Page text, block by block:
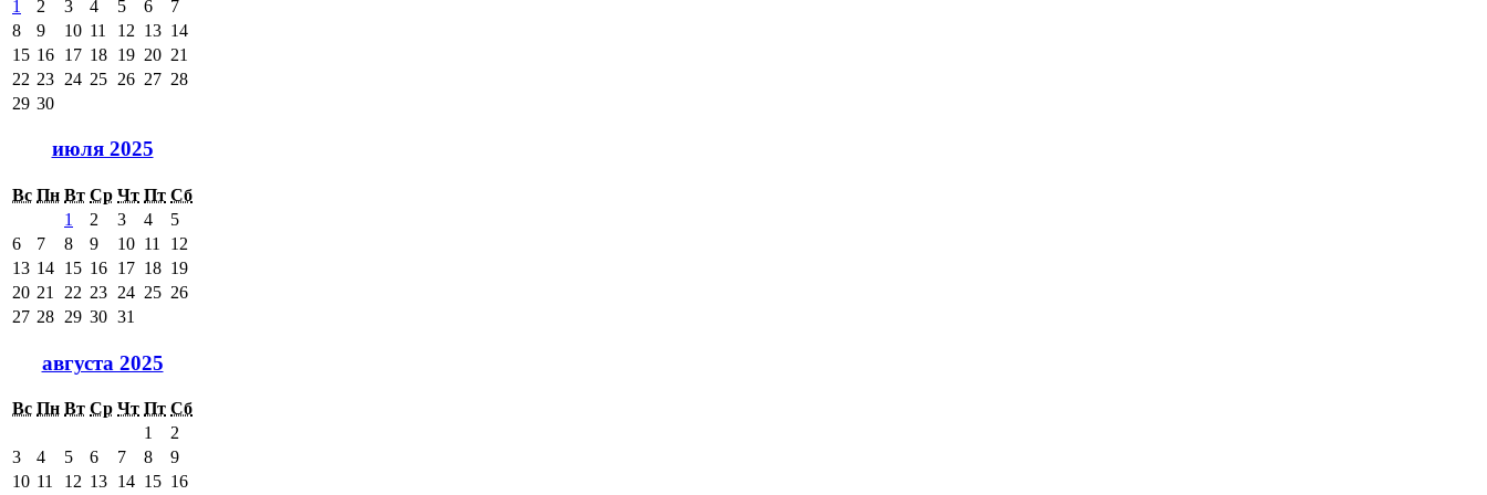
1 2 3 4 5 6
7
8
9 10 11 12 13 14
15 16 17 18 19 20 21
22 23 24 25 26 27 28
29 30
июля 2025
Вс Пн Вт Ср Чт Пт Сб
1
2 3 4
5
6
7 8 9 10 11
12
13 14 15 16 17 18 19
20 21 22 23 24 25 26
27 28 29 30 31
августа 2025
Вс Пн Вт Ср Чт Пт Сб
1
2
3
4 5 6 7 8
9
10 11 12 13 14 15 16